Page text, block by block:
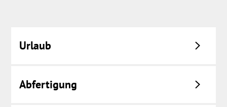
Urlaub
Abfertigung